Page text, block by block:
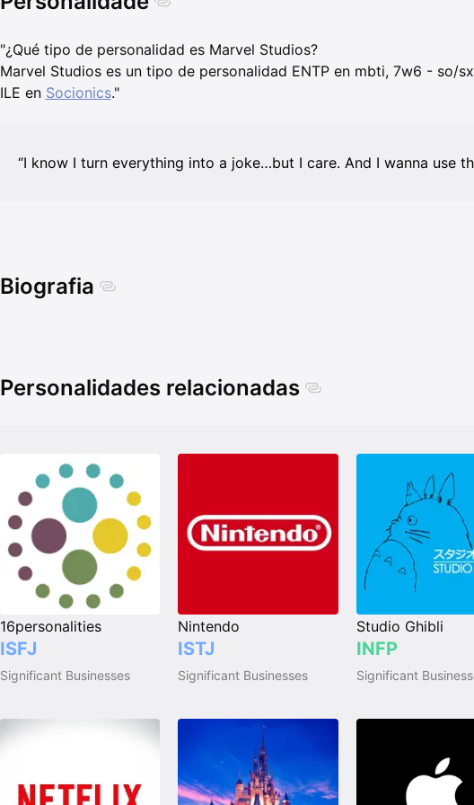
"¿Qué tipo de personalidad es Marvel Studios?
Marvel Studios es un tipo de personalidad ENTP en mbti, 7w6 - so/
ILE en Socionics."
“I know I turn everything into a joke…but I care. And I wanna use
Biografia
Personalidades relacionadas
16personalities
ISFJ
Significant Businesses
Nintendo
ISTJ
Significant Businesses
Studio Ghibli
INFP
Significant